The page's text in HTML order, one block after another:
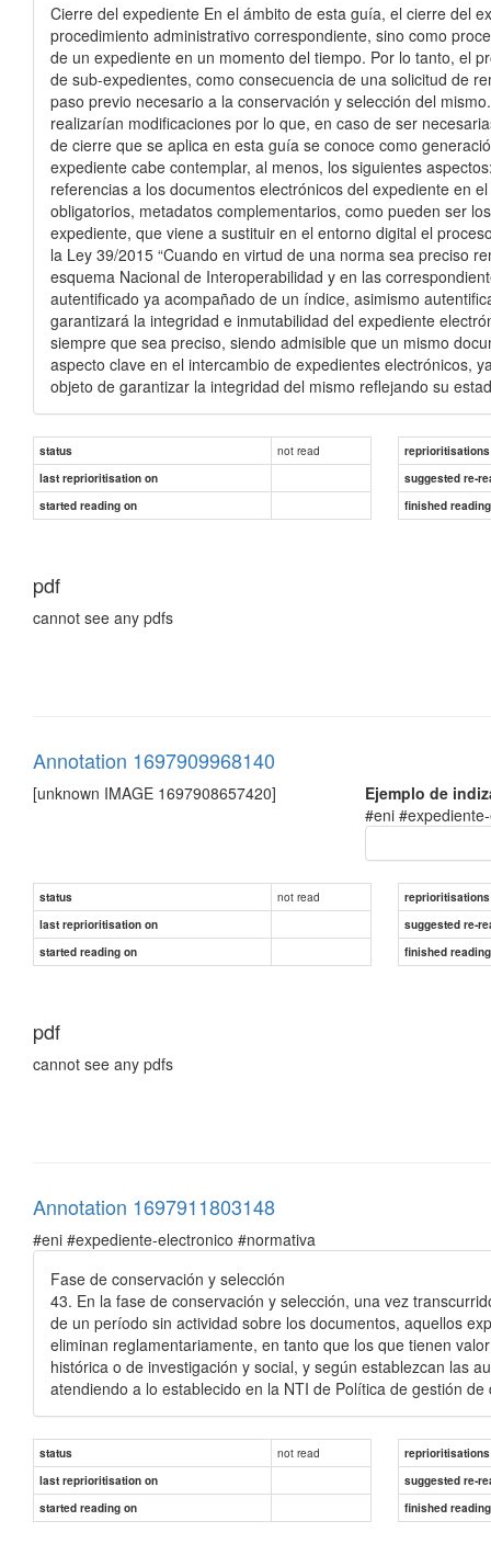
Cierre del expediente En el ámbito de esta guía, el cierre del
procedimiento administrativo correspondiente, sino como
de un expediente en un momento del tiempo. Por lo tanto, el
de sub-expedientes, como consecuencia de una solicitud de
paso previo necesario a la conservación y selección del
realizarían modificaciones por lo que, en caso de ser
de cierre que se aplica en esta guía se conoce como
expediente cabe contemplar, al menos, los siguientes
referencias a los documentos electrónicos del expediente en
obligatorios, metadatos complementarios, como pueden ser
expediente, que viene a sustituir en el entorno digital el
la Ley 39/2015 “Cuando en virtud de una norma sea preciso
esquema Nacional de Interoperabilidad y en las
autentificado ya acompañado de un índice, asimismo
garantizará la integridad e inmutabilidad del expediente
siempre que sea preciso, siendo admisible que un mismo
aspecto clave en el intercambio de expedientes electrónicos,
objeto de garantizar la integridad del mismo reflejando su
status not read
reprioritisations
last reprioritisation on
suggested re-
started reading on
finished
pdf
cannot see any pdfs
Annotation 1697909968140
[unknown IMAGE 1697908657420]
Ejemplo de
#eni
status not read
reprioritisations
last reprioritisation on
suggested re-
started reading on
finished
pdf
cannot see any pdfs
Annotation 1697911803148
#eni #expediente-electronico #normativa
Fase de conservación y selección
43. En la fase de conservación y selección, una vez
de un período sin actividad sobre los documentos, aquellos
eliminan reglamentariamente, en tanto que los que tienen
histórica o de investigación y social, y según establezcan las
atendiendo a lo establecido en la NTI de Política de gestión de
status not read
reprioritisations
last reprioritisation on
suggested re-
started reading on
finished